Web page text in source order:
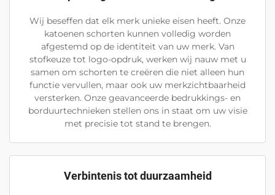
Wij beseffen dat elk merk unieke eisen heeft. Onze
katoenen schorten kunnen volledig worden
afgestemd op de identiteit van uw merk. Van
stofkeuze tot logo-opdruk, werken wij nauw met u
samen om schorten te creëren die niet alleen hun
functie vervullen, maar ook uw merkzichtbaarheid
versterken. Onze geavanceerde bedrukkings- en
borduurtechnieken stellen ons in staat om uw visie
met precisie tot stand te brengen.
Verbintenis tot duurzaamheid